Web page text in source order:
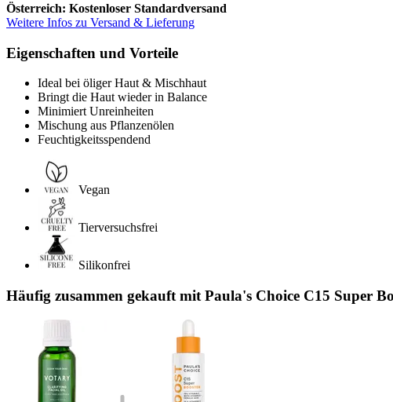
Österreich: Kostenloser Standardversand
Weitere Infos zu Versand & Lieferung
Eigenschaften und Vorteile
Ideal bei öliger Haut & Mischhaut
Bringt die Haut wieder in Balance
Minimiert Unreinheiten
Mischung aus Pflanzenölen
Feuchtigkeitsspendend
Vegan
Tierversuchsfrei
Silikonfrei
Häufig zusammen gekauft mit Paula's Choice C15 Super